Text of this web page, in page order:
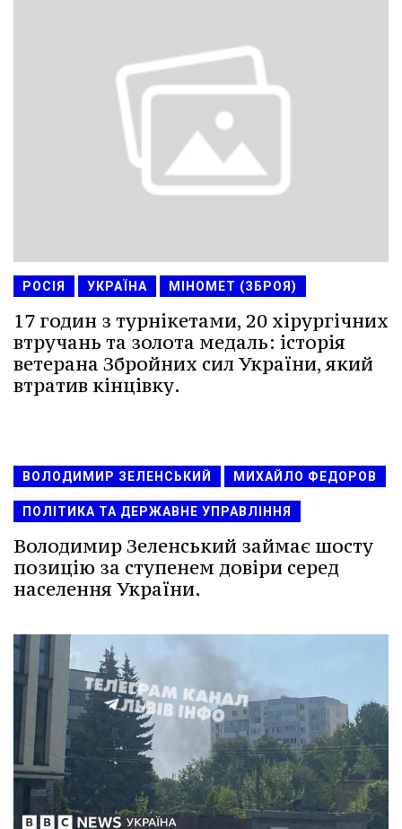
РОСІЯ УКРАЇНА МІНОМЕТ (ЗБРОЯ)
17 годин з турнікетами, 20 хірургічних
втручань та золота медаль: історія
ветерана Збройних сил України, який
втратив кінцівку.
ВОЛОДИМИР ЗЕЛЕНСЬКИЙ МИХАЙЛО ФЕДОРОВ
ПОЛІТИКА ТА ДЕРЖАВНЕ УПРАВЛІННЯ
Володимир Зеленський займає шосту
позицію за ступенем довіри серед
населення України.